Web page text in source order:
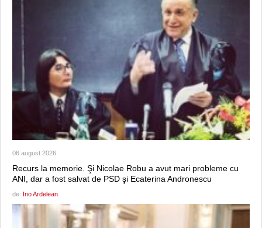
06 august 2026
Recurs la memorie. Şi Nicolae Robu a avut mari probleme cu
ANI, dar a fost salvat de PSD şi Ecaterina Andronescu
de: Ino Ardelean